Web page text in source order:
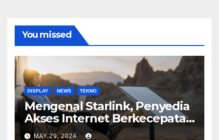
You missed
DISPLAY NEWS TEKNO
Mengenal Starlink, Penyedia
Akses Internet Berkecepatan
Tinggi
MAY 29, 2024